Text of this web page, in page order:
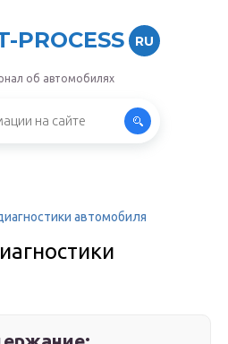
PROCESS RU
об автомобилях
автомобиля